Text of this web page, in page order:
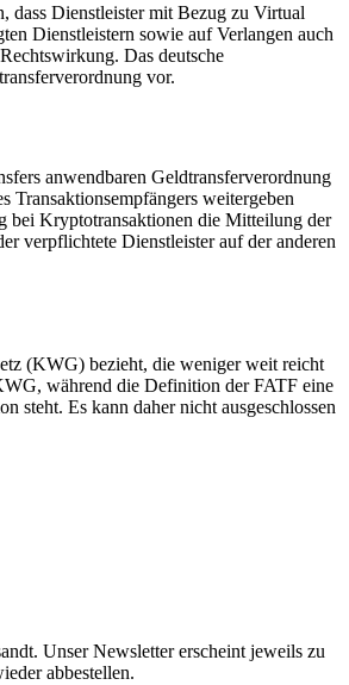
dass Dienstleister mit Bezug zu Virtual
Dienstleistern sowie auf Verlangen auch
Das deutsche
vor.
anwendbaren Geldtransferverordnung
Transaktionsempfängers weitergeben
bei Kryptotransaktionen die Mitteilung der
verpflichtete Dienstleister auf der anderen
(KWG) bezieht, die weniger weit reicht
während die Definition der FATF eine
steht. Es kann daher nicht ausgeschlossen
Unser Newsletter erscheint jeweils zu
abbestellen.